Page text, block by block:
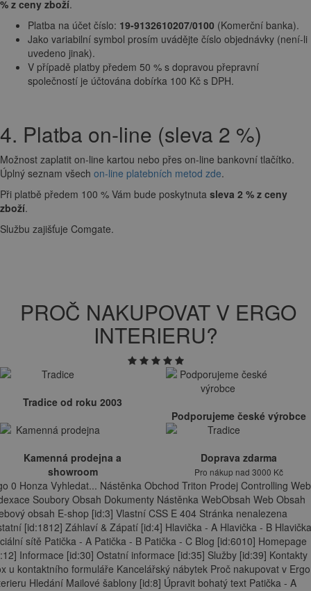
% z ceny zboží.
Platba na účet číslo: 19-9132610207/0100 (Komerční banka).
Jako variabilní symbol prosím uvádějte číslo objednávky (není-li
uvedeno jinak).
V případě platby předem 50 % s dopravou přepravní
společností je účtována dobírka 100 Kč s DPH.
4. Platba on-line (sleva 2 %)
Možnost zaplatit on-line kartou nebo přes on-line bankovní tlačítko.
Úplný seznam všech on-line platebních metod zde.
Při platbě předem 100 % Vám bude poskytnuta sleva 2 % z ceny
zboží.
Službu zajišťuje Comgate.
PROČ NAKUPOVAT V ERGO
INTERIERU?
Tradice od roku 2003
Podporujeme české výrobce
Kamenná prodejna a
showroom
Doprava zdarma
Pro nákup nad 3000 Kč
0 Honza Vyhledat... Nástěnka Obchod Triton Prodej Controlling Web
Soubory Obsah Dokumenty Nástěnka WebObsah Web Obsah
obsah E-shop [id:3] Vlastní CSS E 404 Stránka nenalezena
[id:1812] Záhlaví & Zápatí [id:4] Hlavička - A Hlavička - B
sítě Patička - A Patička - B Patička - C Blog [id:6010] Homepage
Informace [id:30] Ostatní informace [id:35] Služby [id:39] Kontakty
u kontaktního formuláře Kancelářský nábytek Proč nakupovat v Ergo
Hledání Mailové šablony [id:8] Úpravit bohatý text Patička - A